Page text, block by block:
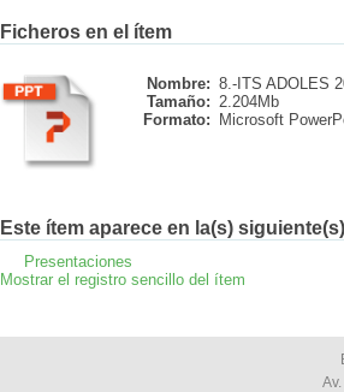
Ficheros en el ítem
Nombre: 8.-ITS ADOLES
Tamaño: 2.204Mb
Formato:
Microsoft
Este ítem aparece en la(s)
Presentaciones
Mostrar el registro sencillo del ítem